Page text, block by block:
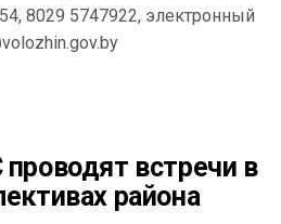
8029 5747922, электронный
встречи в
района